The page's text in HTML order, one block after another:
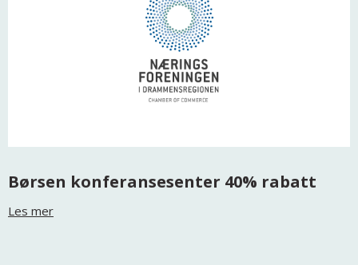
Børsen konferansesenter 40% rabatt
Les mer